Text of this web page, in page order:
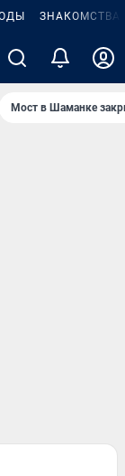
ЗНАКОМСТВА
Мост в Шаманке